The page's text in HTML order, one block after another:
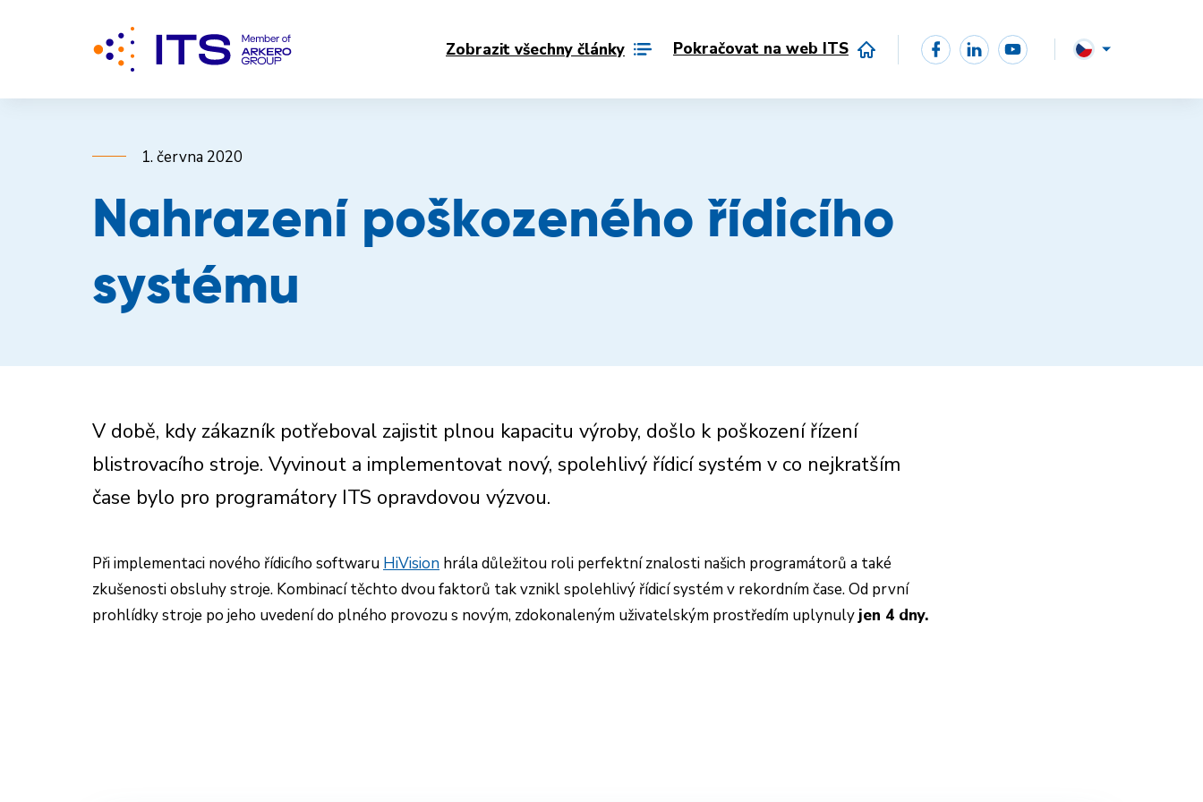
Zobrazit všechny články Pokračovat na web ITS
1. června 2020
Nahrazení poškozeného řídicího
systému
V době, kdy zákazník potřeboval zajistit plnou kapacitu výroby, došlo k poškození řízení
blistrovacího stroje. Vyvinout a implementovat nový, spolehlivý řídicí systém v co nejkratším
čase bylo pro programátory ITS opravdovou výzvou.
Při implementaci nového řídicího softwaru HiVision hrála důležitou roli perfektní znalosti našich programátorů a také
zkušenosti obsluhy stroje. Kombinací těchto dvou faktorů tak vznikl spolehlivý řídicí systém v rekordním čase. Od první
prohlídky stroje po jeho uvedení do plného provozu s novým, zdokonaleným uživatelským prostředím uplynulyjen 4 dny.